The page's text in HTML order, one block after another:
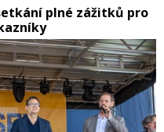
plné zážitků pro